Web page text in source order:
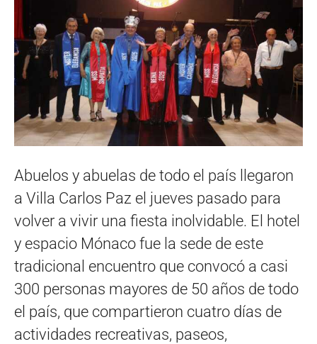
Abuelos y abuelas de todo el país llegaron
a Villa Carlos Paz el jueves pasado para
volver a vivir una fiesta inolvidable. El hotel
y espacio Mónaco fue la sede de este
tradicional encuentro que convocó a casi
300 personas mayores de 50 años de todo
el país, que compartieron cuatro días de
actividades recreativas, paseos,